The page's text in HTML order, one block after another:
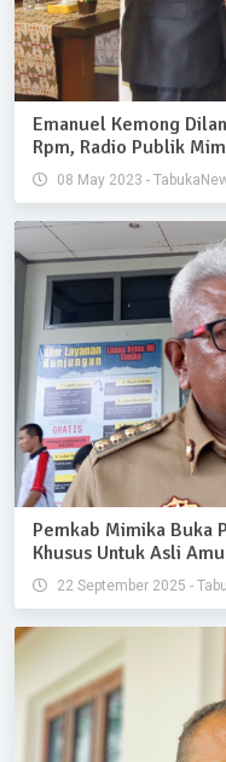
Emanuel Kemong
Rpm, Radio Publik
08 May 2023 -
Pemkab Mimika Buka
Khusus Untuk Asli
22 September 2025 -